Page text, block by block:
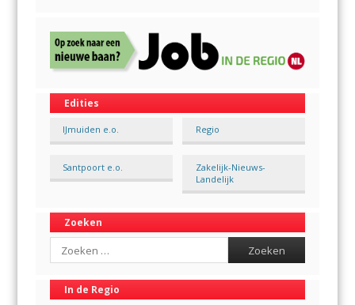
Edities
IJmuiden e.o. Regio
Santpoort e.o.
Zakelijk-Nieuws-
Landelijk
Zoeken
Search
In de Regio